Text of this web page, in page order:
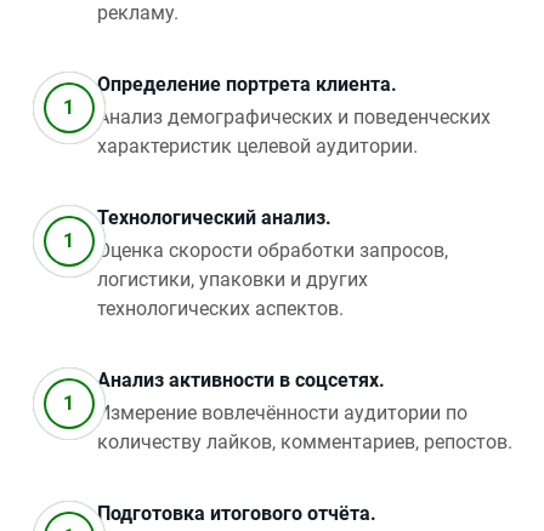
рекламу.
Определение портрета клиента.
Анализ демографических и поведенческих
характеристик целевой аудитории.
Технологический анализ.
Оценка скорости обработки запросов,
логистики, упаковки и других
технологических аспектов.
Анализ активности в соцсетях.
Измерение вовлечённости аудитории по
количеству лайков, комментариев, репостов.
Подготовка итогового отчёта.